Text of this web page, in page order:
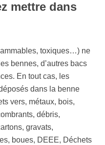
mettre dans
toxiques…) ne
bennes, d’autres bacs
En tout cas, les
dans la benne
vers, métaux, bois,
débris,
gravats,
boues, DEEE, Déchets